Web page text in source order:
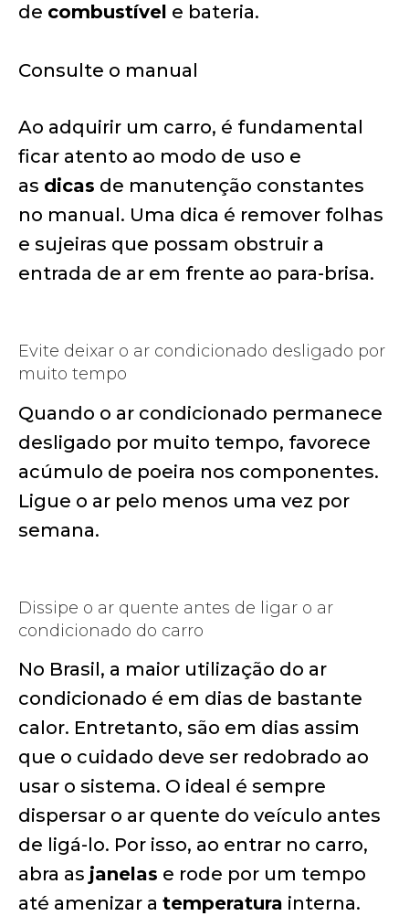
de combustível e bateria.
Consulte o manual
Ao adquirir um carro, é fundamental
ficar atento ao modo de uso e
as dicas de manutenção constantes
no manual. Uma dica é remover folhas
e sujeiras que possam obstruir a
entrada de ar em frente ao para-brisa.
Evite deixar o ar condicionado desligado por
muito tempo
Quando o ar condicionado permanece
desligado por muito tempo, favorece
acúmulo de poeira nos componentes.
Ligue o ar pelo menos uma vez por
semana.
Dissipe o ar quente antes de ligar o ar
condicionado do carro
No Brasil, a maior utilização do ar
condicionado é em dias de bastante
calor. Entretanto, são em dias assim
que o cuidado deve ser redobrado ao
usar o sistema. O ideal é sempre
dispersar o ar quente do veículo antes
de ligá-lo. Por isso, ao entrar no carro,
abra as janelas e rode por um tempo
até amenizar a temperatura interna.